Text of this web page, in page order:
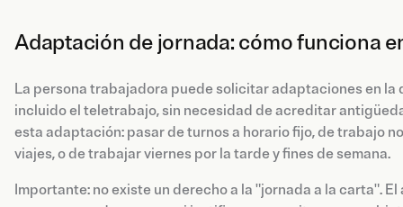
Adaptación de jornada: cómo funciona
La persona trabajadora puede solicitar adaptaciones en
incluido el teletrabajo, sin necesidad de acreditar
esta adaptación: pasar de turnos a horario fijo, de trabajo
viajes, o de trabajar viernes por la tarde y fines de semana.
Importante: no existe un derecho a la "jornada a la carta".